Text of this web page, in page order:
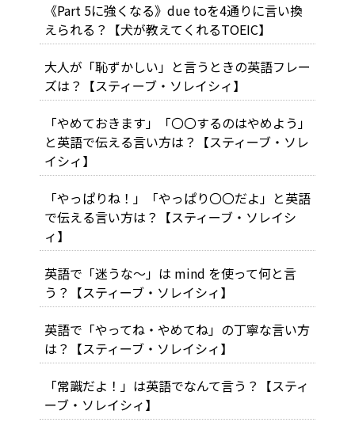
《Part 5に強くなる》due toを4通りに言い換
えられる？【犬が教えてくれるTOEIC】
大人が「恥ずかしい」と言うときの英語フレー
ズは？【スティーブ・ソレイシィ】
「やめておきます」「〇〇するのはやめよう」
と英語で伝える言い方は？【スティーブ・ソレ
イシィ】
「やっぱりね！」「やっぱり〇〇だよ」と英語
で伝える言い方は？【スティーブ・ソレイシ
ィ】
英語で「迷うな～」は mind を使って何と言
う？【スティーブ・ソレイシィ】
英語で「やってね・やめてね」の丁寧な言い方
は？【スティーブ・ソレイシィ】
「常識だよ！」は英語でなんて言う？【スティ
ーブ・ソレイシィ】